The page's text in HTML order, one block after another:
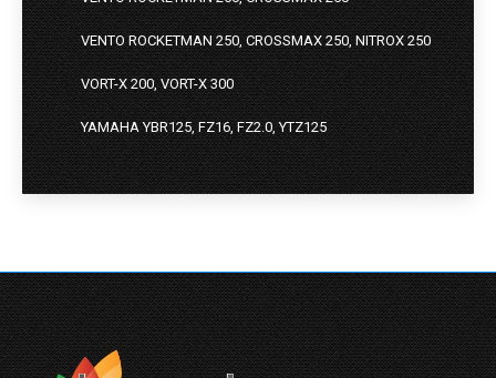
VENTO ROCKETMAN 250, CROSSMAX 250, NITROX 250
VORT-X 200, VORT-X 300
YAMAHA YBR125, FZ16, FZ2.0, YTZ125